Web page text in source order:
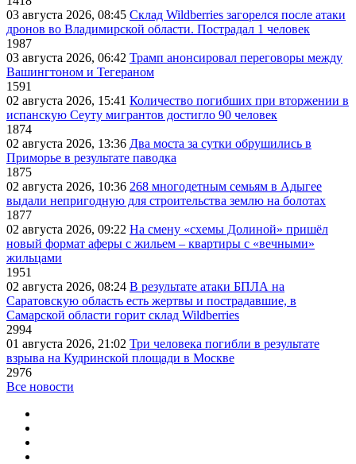
03 августа 2026, 08:45 Склад Wildberries загорелся после атаки
дронов во Владимирской области. Пострадал 1 человек
1987
03 августа 2026, 06:42 Трамп анонсировал переговоры между
Вашингтоном и Тегераном
1591
02 августа 2026, 15:41 Количество погибших при вторжении в
испанскую Сеуту мигрантов достигло 90 человек
1874
02 августа 2026, 13:36 Два моста за сутки обрушились в
Приморье в результате паводка
1875
02 августа 2026, 10:36 268 многодетным семьям в Адыгее
выдали непригодную для строительства землю на болотах
1877
02 августа 2026, 09:22 На смену «схемы Долиной» пришёл
новый формат аферы с жильем – квартиры с «вечными»
жильцами
1951
02 августа 2026, 08:24 В результате атаки БПЛА на
Саратовскую область есть жертвы и пострадавшие, в
Самарской области горит склад Wildberries
2994
01 августа 2026, 21:02 Три человека погибли в результате
взрыва на Кудринской площади в Москве
2976
Все новости